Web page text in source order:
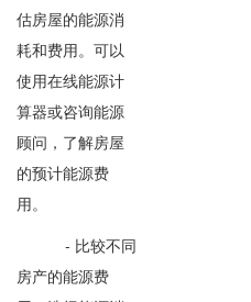
估房屋的能源消
耗和费用。可以
使用在线能源计
算器或咨询能源
顾问，了解房屋
的预计能源费
用。
- 比较不同
房产的能源费